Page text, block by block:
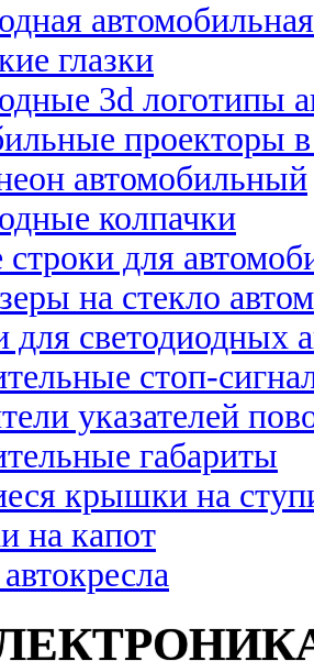
глазки
3d логотипы
проекторы
автомобильный
колпачки
для
на стекло
светодиодных
стоп-
указателей
габариты
крышки на
на капот